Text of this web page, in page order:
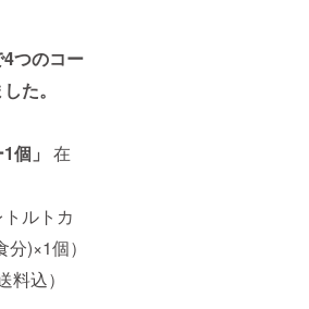
つのコー
た。
個」 在
トルトカ
)×1個）
込）